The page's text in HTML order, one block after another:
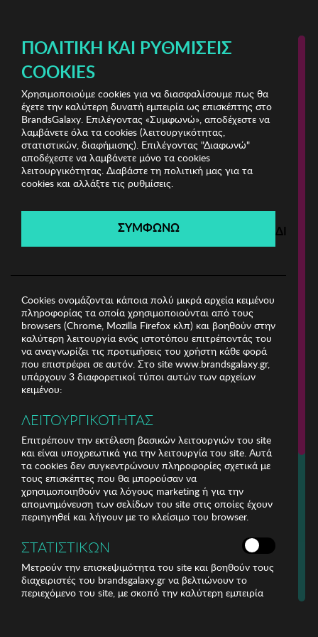
Πυζάμες
Πυζάμες
Filters
ΕΤΑΙΡΕΙΑ
ΕΞΥΠΗΡΕΤΗΣΗ ΠΕΛΑΤΩΝ
Για τηλεφωνικές παραγγελίες καλέστε
Copyright © 2016 brandsGalaxy | Μια εταιρία του Ομίλου ΑΝΤΕΝΝΑ
ΠΟΛΙΤΙΚΉ ΚΑΙ ΡΥΘΜΊΣΕΙΣ
COOKIES
Χρησιμοποιούμε cookies για να διασφαλίσουμε πως θα
έχετε την καλύτερη δυνατή εμπειρία ως επισκέπτης στο
BrandsGalaxy. Επιλέγοντας «Συμφωνώ», αποδέχεστε να
λαμβάνετε όλα τα cookies (λειτουργικότητας,
στατιστικών, διαφήμισης). Επιλέγοντας "Διαφωνώ"
αποδέχεστε να λαμβάνετε μόνο τα cookies
λειτουργικότητας. Διαβάστε τη πολιτική μας για τα
cookies και αλλάξτε τις ρυθμίσεις.
ΣΥΜΦΩΝΩ
Cookies ονομάζονται κάποια πολύ μικρά αρχεία κειμένου
πληροφορίας τα οποία χρησιμοποιούνται από τους
browsers (Chrome, Mozilla Firefox κλπ) και βοηθούν στην
καλύτερη λειτουργία ενός ιστοτόπου επιτρέποντάς του
να αναγνωρίζει τις προτιμήσεις του χρήστη κάθε φορά
που επιστρέφει σε αυτόν. Στο site www.brandsgalaxy.gr,
υπάρχουν 3 διαφορετικοί τύποι αυτών των αρχείων
κειμένου:
ΛΕΙΤΟΥΡΓΙΚΟΤΗΤΑΣ
Επιτρέπουν την εκτέλεση βασικών λειτουργιών του site
και είναι υποχρεωτικά για την λειτουργία του site. Αυτά
τα cookies δεν συγκεντρώνουν πληροφορίες σχετικά με
τους επισκέπτες που θα μπορούσαν να
χρησιμοποιηθούν για λόγους marketing ή για την
απομνημόνευση των σελίδων του site στις οποίες έχουν
περιηγηθεί και λήγουν με το κλείσιμο του browser.
ΣΤΑΤΙΣΤΙΚΩΝ
Μετρούν την επισκεψιμότητα του site και βοηθούν τους
διαχειριστές του brandsgalaxy.gr να βελτιώνουν το
περιεχόμενο του site, με σκοπό την καλύτερη εμπειρία